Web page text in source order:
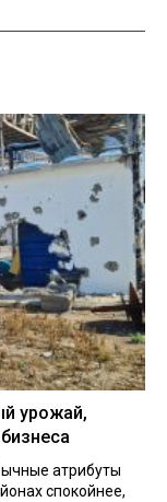
урожай,
атрибуты
спокойнее,